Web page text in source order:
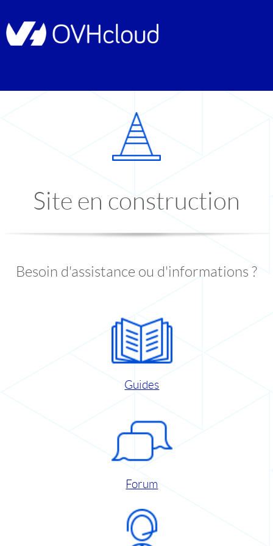
Site en construction
Besoin d'assistance ou d'informations ?
Guides
Forum